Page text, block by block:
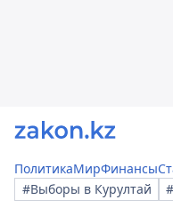
ПолитикаМирФинансы
#Выборы в Курултай